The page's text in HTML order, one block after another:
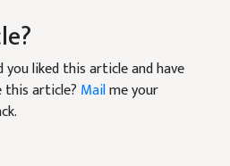
you liked this article and have
article? Mailme your